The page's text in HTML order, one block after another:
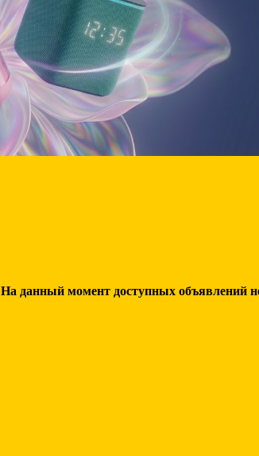
На данный момент доступных объявлений